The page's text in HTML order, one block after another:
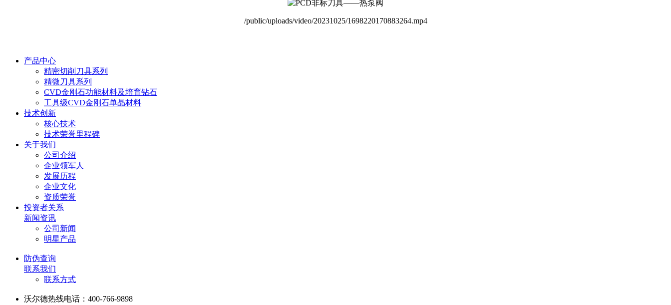
/public/uploads/video/20231025/1698220170883264.mp4
产品中心
精密切削刀具系列
精微刀具系列
CVD金刚石功能材料及培育钻石
工具级CVD金刚石单晶材料
技术创新
核心技术
技术荣誉里程碑
关于我们
公司介绍
企业领军人
发展历程
企业文化
资质荣誉
投资者关系
新闻资讯
公司新闻
明星产品
防伪查询
联系我们
联系方式
沃尔德热线电话：400-766-9898